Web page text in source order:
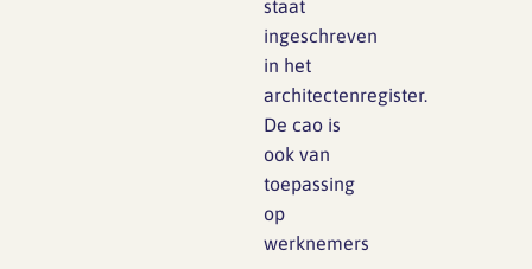
staat
ingeschreven
in het
architectenregister.
De cao is
ook van
toepassing
op
werknemers